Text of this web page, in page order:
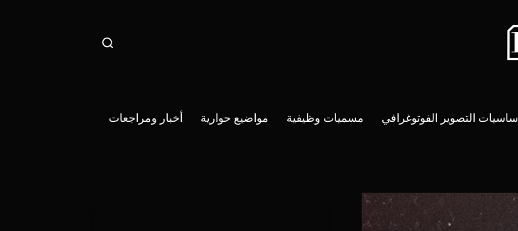
أساسيات التصوير الفوتوغرافي مسميات وظيفية مواضيع حوارية أخبار ومراجعات